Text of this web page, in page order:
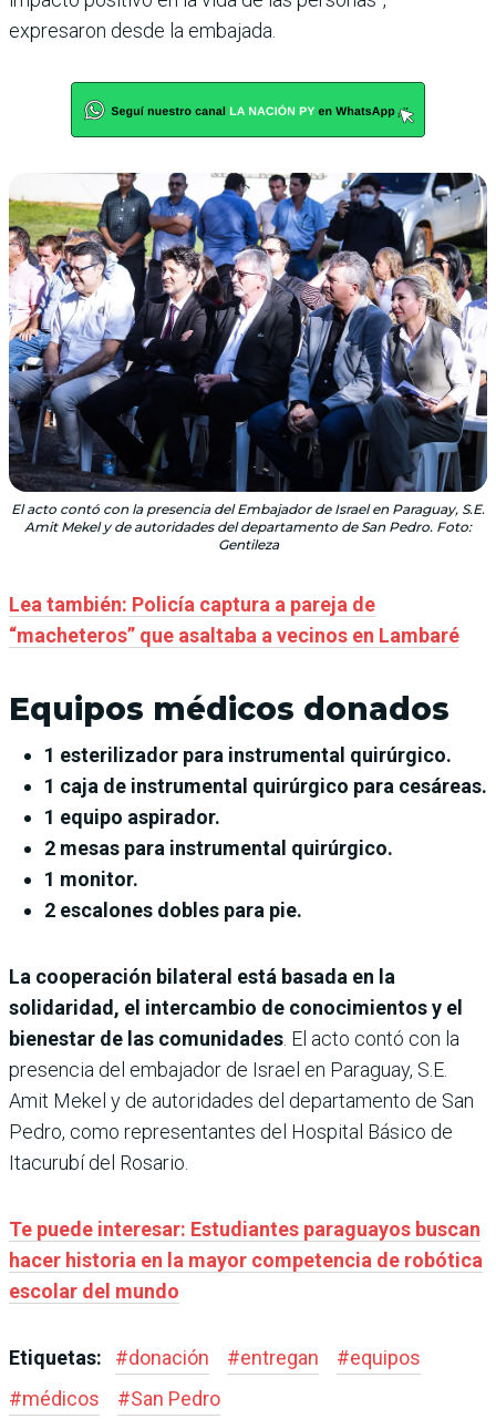
expresaron desde la embajada.
El acto contó con la presencia del Embajador de Israel en Paraguay, S.E.
Amit Mekel y de autoridades del departamento de San Pedro. Foto:
Gentileza
Lea también: Policía captura a pareja de
“macheteros” que asaltaba a vecinos en Lambaré
Equipos médicos donados
1 esterilizador para instrumental quirúrgico.
1 caja de instrumental quirúrgico para cesáreas.
1 equipo aspirador.
2 mesas para instrumental quirúrgico.
1 monitor.
2 escalones dobles para pie.
La cooperación bilateral está basada en la
solidaridad, el intercambio de conocimientos y el
bienestar de las comunidades . El acto contó con la
presencia del embajador de Israel en Paraguay, S.E.
Amit Mekel y de autoridades del departamento de San
Pedro, como representantes del Hospital Básico de
Itacurubí del Rosario.
Te puede interesar: Estudiantes paraguayos buscan
hacer historia en la mayor competencia de robótica
escolar del mundo
Etiquetas: #donación #entregan #equipos
#médicos #San Pedro